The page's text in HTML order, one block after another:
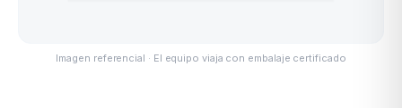
Imagen referencial · El equipo viaja con embalaje certificado